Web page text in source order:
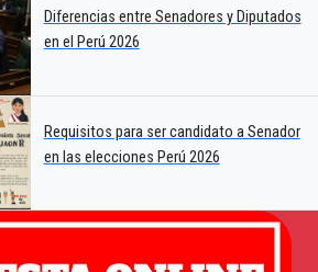
Diferencias entre Senadores y Diputados
en el Perú 2026
Requisitos para ser candidato a Senador
en las elecciones Perú 2026